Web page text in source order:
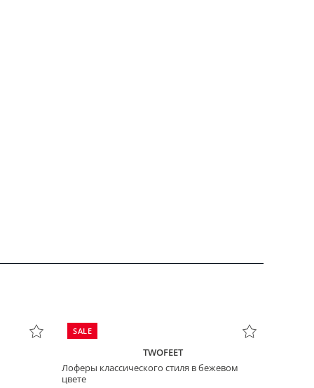
SALE
TWOFEET
Лоферы классического стиля в бежевом
цвете